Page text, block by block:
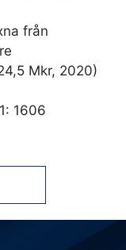
från
Mkr, 2020)
1606